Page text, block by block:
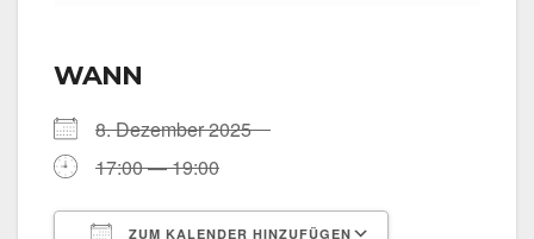
WANN
8. Dezem­ber 2025
17:00 — 19:00
ZUM KALENDER HINZUFÜGEN